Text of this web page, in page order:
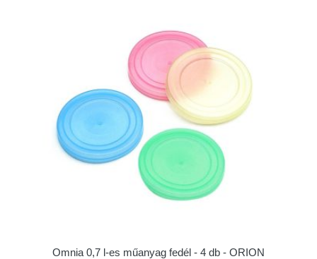
Omnia 0,7 l-es műanyag fedél - 4 db - ORION